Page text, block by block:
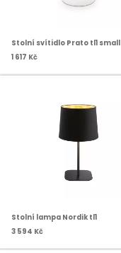
Stolní svítidlo Prato tl1 small
1 617 Kč
Stolní lampa Nordik tl1
3 594 Kč